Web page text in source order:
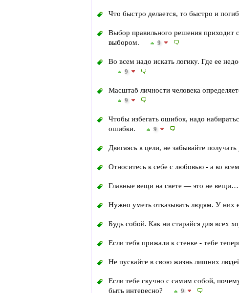
Что быстро делается, то быстро и
Выбор правильного решения
выбором.
9
Во всем надо искать логику. Где ее
9
Масштаб личности человека
9
Чтобы избегать ошибок, надо
ошибки.
9
Двигаясь к цели, не забывайте
Относитесь к себе с любовью - а ко
Главные вещи на свете — это не вещи…
Нужно уметь отказывать людям. У них
Будь собой. Как ни старайся для всех
Если тебя прижали к стенке - тебе
Не пускайте в свою жизнь лишних
Если тебе скучно с самим собой,
быть интересно?
9